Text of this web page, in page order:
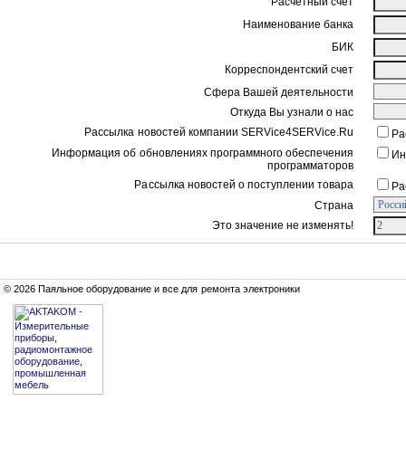
Наименование банка
БИК
Корреспондентский счет
Сфера Вашей деятельности
Откуда Вы узнали о нас
Рассылка новостей компании SERVice4SERVice.Ru
Информация об обновлениях программного обеспечения
программаторов
Рассылка новостей о поступлении товара
Страна
Это значение не изменять!
© 2026 Паяльное оборудование и все для ремонта электроники